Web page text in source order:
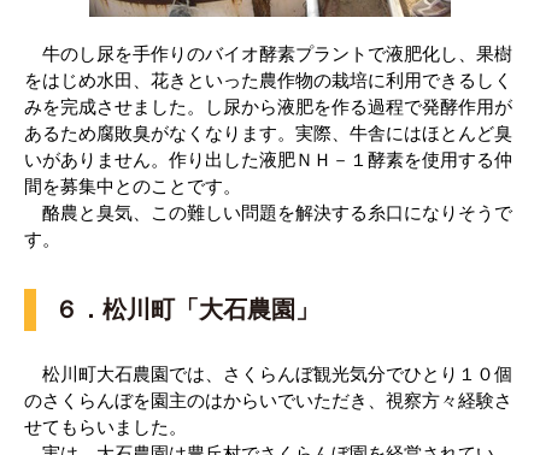
牛のし尿を手作りのバイオ酵素プラントで液肥化し、果樹
をはじめ水田、花きといった農作物の栽培に利用できるしく
みを完成させました。し尿から液肥を作る過程で発酵作用が
あるため腐敗臭がなくなります。実際、牛舎にはほとんど臭
いがありません。作り出した液肥ＮＨ－１酵素を使用する仲
間を募集中とのことです。
酪農と臭気、この難しい問題を解決する糸口になりそうで
す。
６．松川町「大石農園」
松川町大石農園では、さくらんぼ観光気分でひとり１０個
のさくらんぼを園主のはからいでいただき、視察方々経験さ
せてもらいました。